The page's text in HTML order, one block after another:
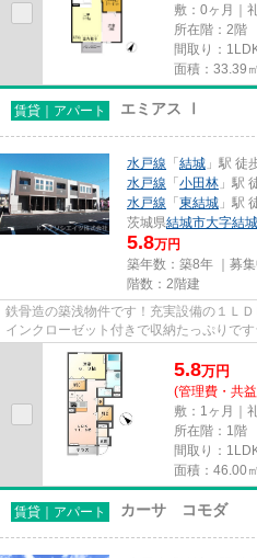
敷：0ヶ月｜
所在階：2階
間取り：
面積：33.39㎡
賃貸｜アパート エミアス Ⅰ
水戸線 「 結城 」駅 徒
水戸線 「 小田林 」駅
水戸線 「 東結城 」駅
茨城県結城市大字結城
5.8万円
築年数：築8年 ｜募集
階数：2階建
鉄骨造の築浅物件です！充実設備の１Ｌ
インクローゼット付きで収納たっぷりで
備です！ ヨークタウン結城ま...
5.8万円
(管理費・共
敷：1ヶ月｜
所在階：1階
間取り：
面積：46.00㎡
賃貸｜アパート カーサ コモダ